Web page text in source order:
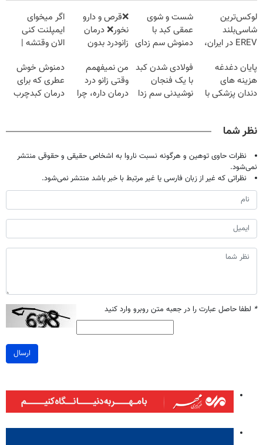
لوکس‌ترین
شاسی‌بلند
EREV در ایران،
رونمایی شد!
شست و شوی
عمقی کبد با
دمنوش سم زدای
❌قرص‌ و دارو
نخور❌ درمان
زانودرد بدون
اگر میخوای
ایمپلنت کنی
الان وقتشه |
میلیون تومان!!!
پایان دغدغه
هزینه های
دندان پزشکی با
فولادی شدن کبد
با یک فنجان
نوشیدنی سم زدا
من نمیفهمم
وقتی زانو درد
درمان داره، چرا
دمنوش خوش
عطری که برای
درمان کبدچرب
نظر شما
نظرات حاوی توهین و هرگونه نسبت ناروا به اشخاص حقیقی و حقوقی منتشر
نمی‌شود.
نظراتی که غیر از زبان فارسی یا غیر مرتبط با خبر باشد منتشر نمی‌شود.
* لطفا حاصل عبارت را در جعبه متن روبرو وارد کنید
ارسال